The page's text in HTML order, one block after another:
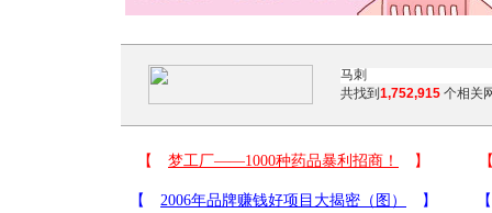
共找到 1,752,915 个相关